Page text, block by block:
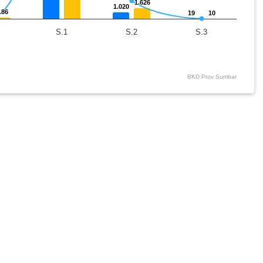
1.020
1.020
19
19
1.626
1.626
10
10
S.1 S.2 S.3
BKD Prov Sumbar